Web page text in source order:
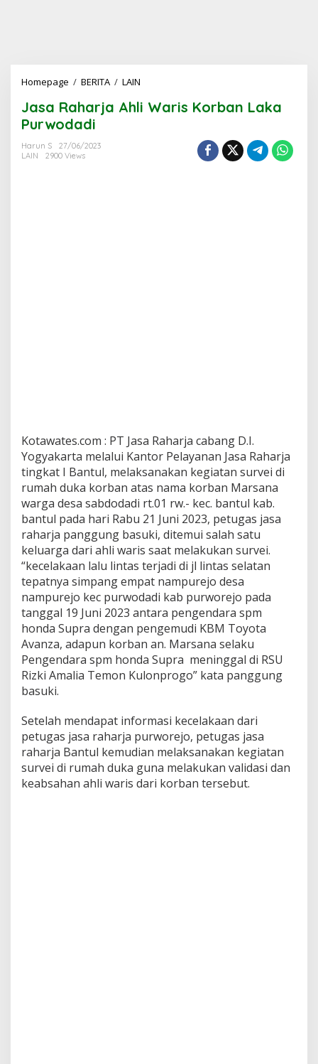
Homepage / BERITA / LAIN
Ahli
Jasa Raharja Ahli Waris Korban Laka
Purwodadi
Harun S
27/06/2023
LAIN
2900 Views
Kotawates.com : PT Jasa Raharja cabang D.I.
Yogyakarta melalui Kantor Pelayanan Jasa Raharja
tingkat I Bantul, melaksanakan kegiatan survei di
rumah duka korban atas nama korban Marsana
warga desa sabdodadi rt.01 rw.- kec. bantul kab.
bantul pada hari Rabu 21 Juni 2023, petugas jasa
raharja panggung basuki, ditemui salah satu
keluarga dari ahli waris saat melakukan survei.
“kecelakaan lalu lintas terjadi di jl lintas selatan
tepatnya simpang empat nampurejo desa
nampurejo kec purwodadi kab purworejo pada
tanggal 19 Juni 2023 antara pengendara spm
honda Supra dengan pengemudi KBM Toyota
Avanza, adapun korban an. Marsana selaku
Pengendara spm honda Supra meninggal di RSU
Rizki Amalia Temon Kulonprogo” kata panggung
basuki.
Setelah mendapat informasi kecelakaan dari
petugas jasa raharja purworejo, petugas jasa
raharja Bantul kemudian melaksanakan kegiatan
survei di rumah duka guna melakukan validasi dan
keabsahan ahli waris dari korban tersebut.